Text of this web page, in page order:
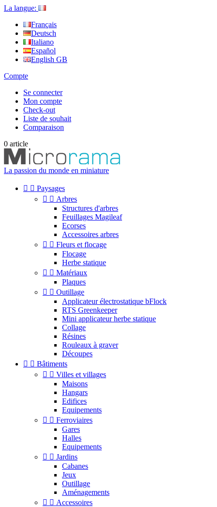
La langue:
Français
Deutsch
Italiano
Español
English GB
Compte
Se connecter
Mon compte
Check-out
Liste de souhait
Comparaison
0 article
La passion du monde en miniature
  Paysages
  Arbres
Structures d'arbres
Feuillages Magileaf
Ecorses
Accessoires arbres
  Fleurs et flocage
Flocage
Herbe statique
  Matériaux
Plaques
  Outillage
Applicateur électrostatique bFlock
RTS Greenkeeper
Mini applicateur herbe statique
Collage
Résines
Rouleaux à graver
Découpes
  Bâtiments
  Villes et villages
Maisons
Hangars
Edifices
Equipements
  Ferroviaires
Gares
Halles
Equipements
  Jardins
Cabanes
Jeux
Outillage
Aménagements
  Accessoires